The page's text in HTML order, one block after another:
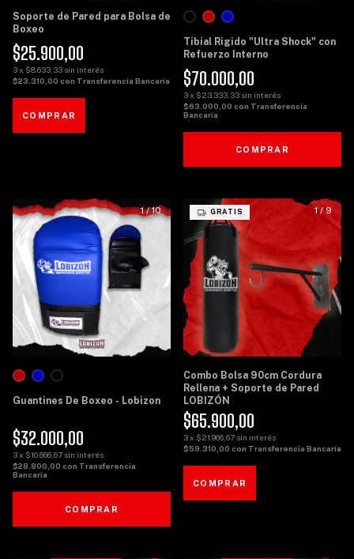
Soporte de Pared para Bolsa de
Boxeo
$25.900,00
3x $8.633,33 sin interés
$23.310,00 con Transferencia Bancaria
Tibial Rigido "Ultra Shock" con
Refuerzo Interno
$70.000,00
3x $23.333,33 sin interés
$63.000,00 con Transferencia
Bancaria
COMPRAR
1/10
Guantines De Boxeo - Lobizon
$32.000,00
3x $10.666,67 sin interés
$28.800,00 con Transferencia
Bancaria
COMPRAR
1/ 9
GRATIS
Combo Bolsa 90cm Cordura
Rellena + Soporte de Pared
LOBIZÓN
$65.900,00
3x $21.966,67 sin interés
$59.310,00 con Transferencia Bancaria